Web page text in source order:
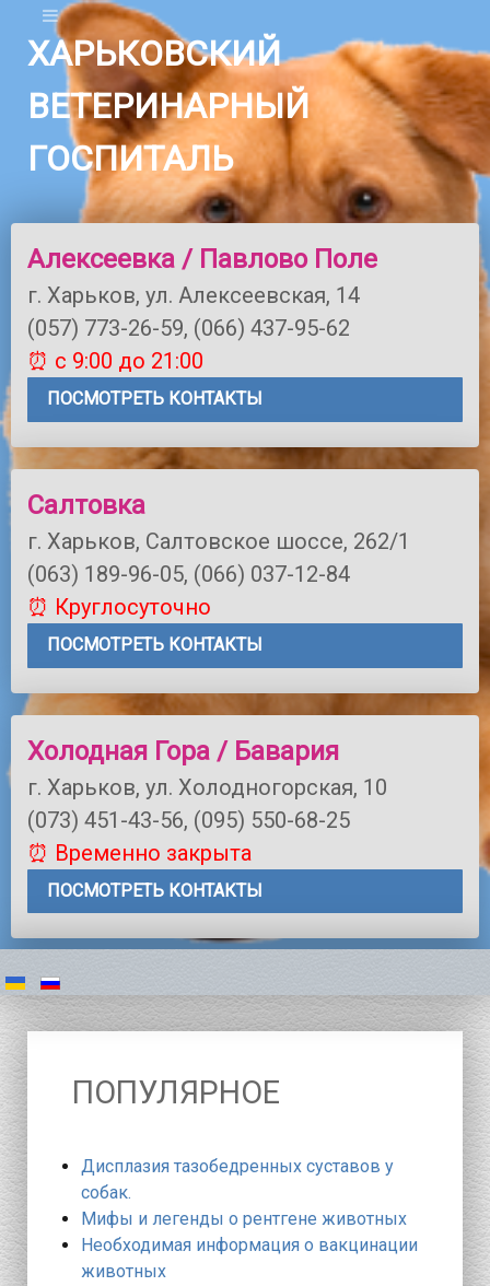
ХАРЬКОВСКИЙ
ВЕТЕРИНАРНЫЙ
ГОСПИТАЛЬ
Алексеевка / Павлово Поле
г. Харьков, ул. Алексеевская, 14
(057) 773-26-59, (066) 437-95-62
⏰ с 9:00 до 21:00
ПОСМОТРЕТЬ КОНТАКТЫ
Салтовка
г. Харьков, Салтовское шоссе, 262/1
(063) 189-96-05, (066) 037-12-84
⏰ Круглосуточно
ПОСМОТРЕТЬ КОНТАКТЫ
Холодная Гора / Бавария
г. Харьков, ул. Холодногорская, 10
(073) 451-43-56, (095) 550-68-25
⏰ Временно закрыта
ПОСМОТРЕТЬ КОНТАКТЫ
ПОПУЛЯРНОЕ
Дисплазия тазобедренных суставов у
собак.
Мифы и легенды о рентгене животных
Необходимая информация о вакцинации
животных